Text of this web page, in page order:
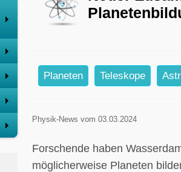
Planeten Teleskope
Physik-News vom 03.03.2024
Forschende haben
möglicherweise Planeten